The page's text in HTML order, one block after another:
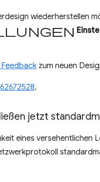
wiederherstellen
zum neuen
.
jetzt
eines versehentlichen